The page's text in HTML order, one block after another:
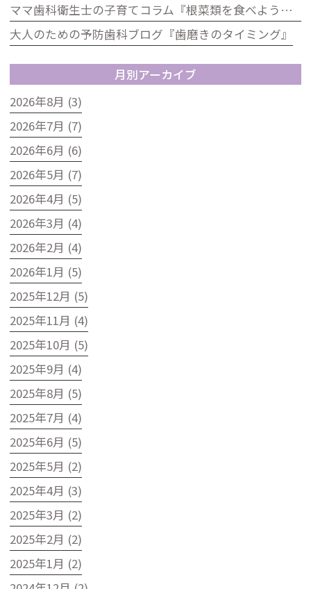
ママ歯科衛生士の子育てコラム『根菜類を食べよう！歯科の視点から見た根菜のうれしい効果』
大人のための予防歯科ブログ『歯磨きのタイミング』
月別アーカイブ
2026年8月 (3)
2026年7月 (7)
2026年6月 (6)
2026年5月 (7)
2026年4月 (5)
2026年3月 (4)
2026年2月 (4)
2026年1月 (5)
2025年12月 (5)
2025年11月 (4)
2025年10月 (5)
2025年9月 (4)
2025年8月 (5)
2025年7月 (4)
2025年6月 (5)
2025年5月 (2)
2025年4月 (3)
2025年3月 (2)
2025年2月 (2)
2025年1月 (2)